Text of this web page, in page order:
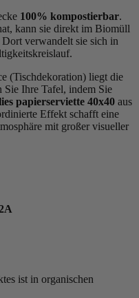
100% kompostierbar.
kann sie direkt im Biomüll
verwandelt sie sich in
(Tischdekoration) liegt die
Ihre Tafel, indem Sie
papierserviette 40x40 aus
Effekt schafft eine
mit großer visueller
ist in organischen